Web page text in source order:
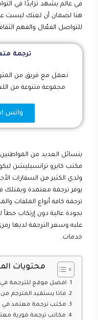
في عالم يشهد تزايدًا في
هنا لضمان أن لغتك ليست
للتواصل الفعّال والفهم
ترجمة
نعمل مع فريق من
مجموعة متنوعة من
واتس اب
يتسائل العديد من
مكتب كايرو ترانسيليشن
ولدي الكثير من السفارات
يوفر ترجمة معتمدة ويمتلك
ترجمة كافة أنواع الملفات
بجودة عالية دون إرتكاب خطأ
عليه وسعر الترجمة لديها
خدمات.
محتويات
افضل موقع للترجمة
ماذا يستفيد المترجم من
مكتب ترجمة معتمد
مكاتب ترجمة فورية